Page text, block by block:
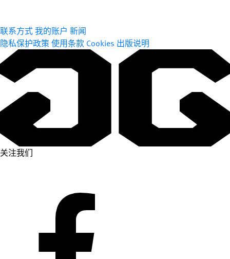
联系方式我的账户 新闻
隐私保护政策使用条款 Cookies 出版说明
关注我们